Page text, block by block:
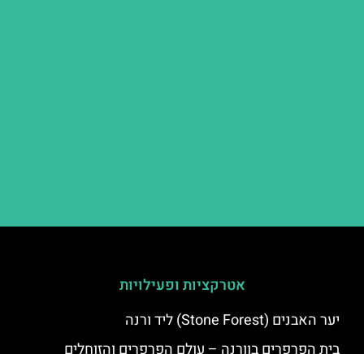
אטרקציות ופעילויות
יער האבנים (Stone Forest) ליד ורנה